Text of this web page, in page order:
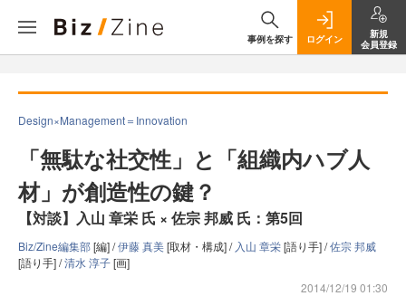
事例を探す ログイン
新規
会員登録
Design×Management＝Innovation
「無駄な社交性」と「組織内ハブ人
材」が創造性の鍵？
【対談】入山 章栄 氏 × 佐宗 邦威 氏：第5回
Biz/Zine編集部[編] /伊藤 真美[取材・構成] / 入山 章栄[語り手] /佐宗 邦威
[語り手] /清水 淳子[画]
2014/12/19 01:30